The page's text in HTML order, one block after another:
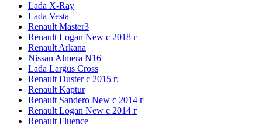
Lada X-Ray
Lada Vesta
Renault Master3
Renault Logan New с 2018 г
Renault Arkana
Nissan Almera N16
Lada Largus Cross
Renault Duster с 2015 г.
Renault Kaptur
Renault Sandero New с 2014 г
Renault Logan New с 2014 г
Renault Fluence